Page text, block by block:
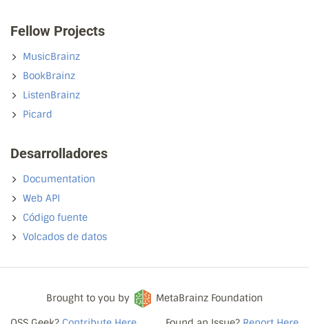
Fellow Projects
MusicBrainz
BookBrainz
ListenBrainz
Picard
Desarrolladores
Documentation
Web API
Código fuente
Volcados de datos
Brought to you by
MetaBrainz Foundation